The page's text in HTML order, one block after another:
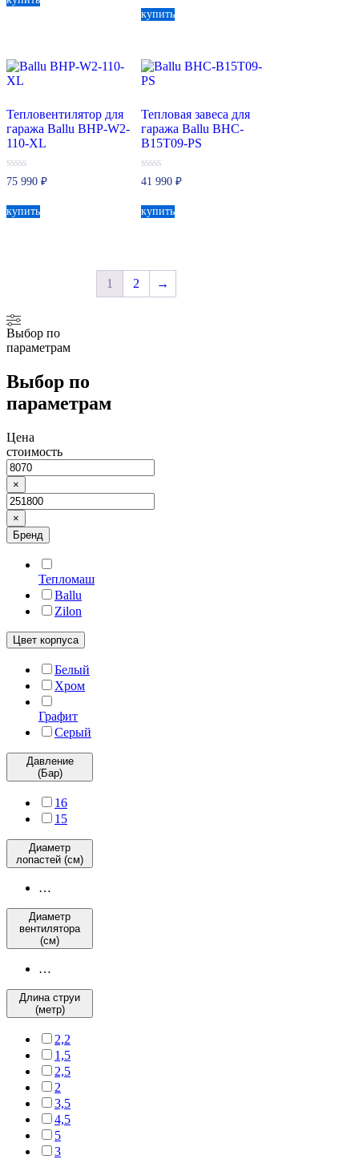
купить
Тепловентилятор для
гаража Ballu BHP-W2-
110-XL
0
из
75 990 ₽
купить
Тепловая завеса для
гаража Ballu BHC-
B15T09-PS
0
из
41 990₽
купить
1 2 →
Выбор по
параметрам
Выбор по
параметрам
Цена
стоимость
×
×
Бренд
Тепломаш
Ballu
Zilon
Цвет корпуса
Белый
Хром
Графит
Серый
Давление
(Бар)
16
15
Диаметр
лопастей (см)
…
Диаметр
вентилятора
(см)
…
Длина струи
(метр)
2,2
1,5
2,5
2
3,5
4,5
5
3